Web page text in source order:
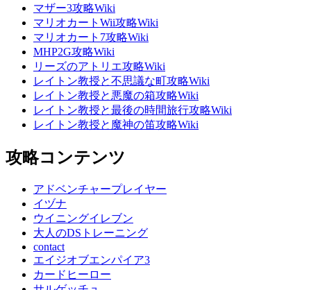
マザー3攻略Wiki
マリオカートWii攻略Wiki
マリオカート7攻略Wiki
MHP2G攻略Wiki
リーズのアトリエ攻略Wiki
レイトン教授と不思議な町攻略Wiki
レイトン教授と悪魔の箱攻略Wiki
レイトン教授と最後の時間旅行攻略Wiki
レイトン教授と魔神の笛攻略Wiki
攻略コンテンツ
アドベンチャープレイヤー
イヅナ
ウイニングイレブン
大人のDSトレーニング
contact
エイジオブエンパイア3
カードヒーロー